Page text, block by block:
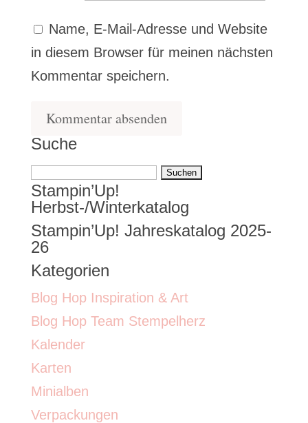
Name, E-Mail-Adresse und Website
in diesem Browser für meinen nächsten
Kommentar speichern.
Suche
Suchen
nach:
Stampin’Up!
Herbst-/Winterkatalog
Stampin’Up! Jahreskatalog 2025-
26
Kategorien
Blog Hop Inspiration & Art
Blog Hop Team Stempelherz
Kalender
Karten
Minialben
Verpackungen